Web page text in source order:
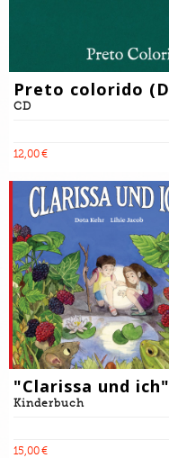
CD
12,00 €
"Clarissa und ich"
Kinderbuch
15,00 €